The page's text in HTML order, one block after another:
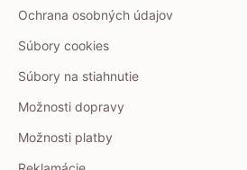
Ochrana osobných údajov
Súbory cookies
Súbory na stiahnutie
Možnosti dopravy
Možnosti platby